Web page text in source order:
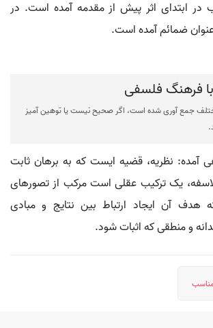
در ابتدای اثر پیش از مقدمه آمده است. در
ضمائم آمده است.
فرهنگ فلسفی
جمع آوری شده است، اگر صحیح نیست یا توهین آمیز
آمده: نظریه، قضیه ایست که به برهان ثابت
یک ترکیب عقلی است مرکب از تصورهای
هدف آن ایجاد ارتباط بین نتایج و مبادی
و منطقی که اثبات شود.